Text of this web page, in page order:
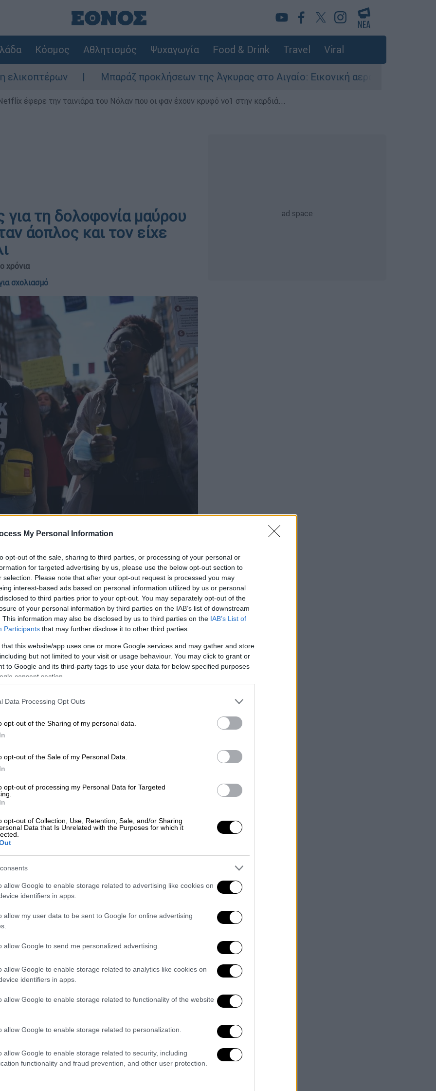
My Personal Information
opt-out of the sale, sharing to third parties, or processing of your personal or
for targeted advertising by us, please use the below opt-out section to
selection. Please note that after your opt-out request is processed you may
interest-based ads based on personal information utilized by us or personal
to third parties prior to your opt-out. You may separately opt-out of the
of your personal information by third parties on the IAB’s list of downstream
This information may also be disclosed by us to third parties on the IAB’s List of
Participants that may further disclose it to other third parties.
that this website/app uses one or more Google services and may gather and store
but not limited to your visit or usage behaviour. You may click to grant or
to Google and its third-party tags to use your data for below specified purposes
consent section.
Data Processing Opt Outs
opt-out of the Sharing of my personal data.
opt-out of the Sale of my Personal Data.
opt-out of processing my Personal Data for Targeted
opt-out of Collection, Use, Retention, Sale, and/or Sharing
Data that Is Unrelated with the Purposes for which it
allow Google to enable storage related to advertising like cookies on
identifiers in apps.
allow my user data to be sent to Google for online advertising
allow Google to send me personalized advertising.
allow Google to enable storage related to analytics like cookies on
identifiers in apps.
allow Google to enable storage related to functionality of the website
allow Google to enable storage related to personalization.
allow Google to enable storage related to security, including
functionality and fraud prevention, and other user protection.
Κόσμος Αθλητισμός Ψυχαγωγία Food & Drink Travel Viral
Μπαράζ προκλήσεων της Άγκυρας στο Αιγαίο: Εικονική αερομαχία ανάμεσα σε
έφερε την ταινιάρα του Νόλαν που οι φαν έχουν κρυφό νο1 στην καρδιά...
τη δολοφονία μαύρου
άοπλος και τον είχε
χρόνια
σχολιασμό
Alberto Pezzali)
το ΕΘΝΟΣ στη Google
οργήανακοινώθηκε σήμερα στη
ο οποίος είχε σκοτώσει έναν
Βρήκαν κρυμμένο μετανάστη
στο Παρίσι
δηλώσει αθώος για τη δολοφονία του
χάσει τη ζωή του από έναν και μόνο
Στρίθαμ, στο νότιο Λονδίνο, την 5η
σώμα ενόρκων, έπειτα από μια δίκη
Ολντ Μπέιλι τουΛονδίνου.
αστυνομικοίσταμάτησαν το αυτοκίνητό
με πυροβολισμούς το
περιπολικά του είχαν μπλοκάρει τον
Αστυνομίας Μπλέικ τον
κατά την έναρξη της δίκης
του Μπλέικ να πυροβολήσει τον Κάμπα
λογικά ούτε ήταν αιτιολογημένη».
θα υπήρχε «μια επικείμενη απειλή» σε
πυροβολήσει τον Κάμπα.
ανίκανο τον Κάμπα, όχι να τον
το όχημα, το οποίο πίστευα ότι
μου», είπε ο Μπλέικ.